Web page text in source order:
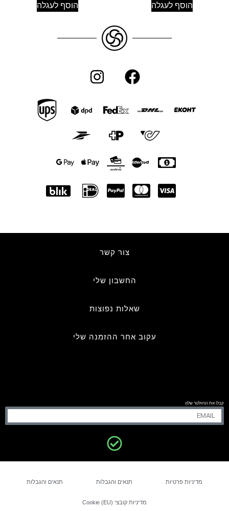
הוסף לעגלה הוסף לעגלה
צור קשר
החשבון שלי
שאלות נפוצות
עקוב אחר ההזמנה שלי
קבלו את הניוזלטר שלנו
מדיניות פרטיות תנאים והגבלות תנאים והגבלות
מדיניות קובצי Cookie (EU)